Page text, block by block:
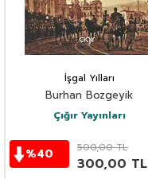
İşgal Yılları
Burhan Bozgeyik
Çığır Yayınları
%40 500,00TL
300,00 TL